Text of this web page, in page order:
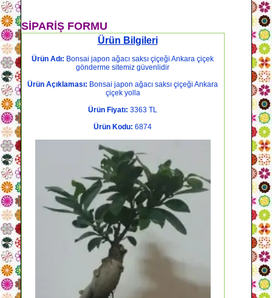
SİPARİŞ FORMU
Ürün Bilgileri
Ürün Adı: Bonsai japon ağacı saksı çiçeği Ankara çiçek
gönderme sitemiz güvenlidir
Ürün Açıklaması: Bonsai japon ağacı saksı çiçeği Ankara
çiçek yolla
Ürün Fiyatı: 3363 TL
Ürün Kodu: 6874